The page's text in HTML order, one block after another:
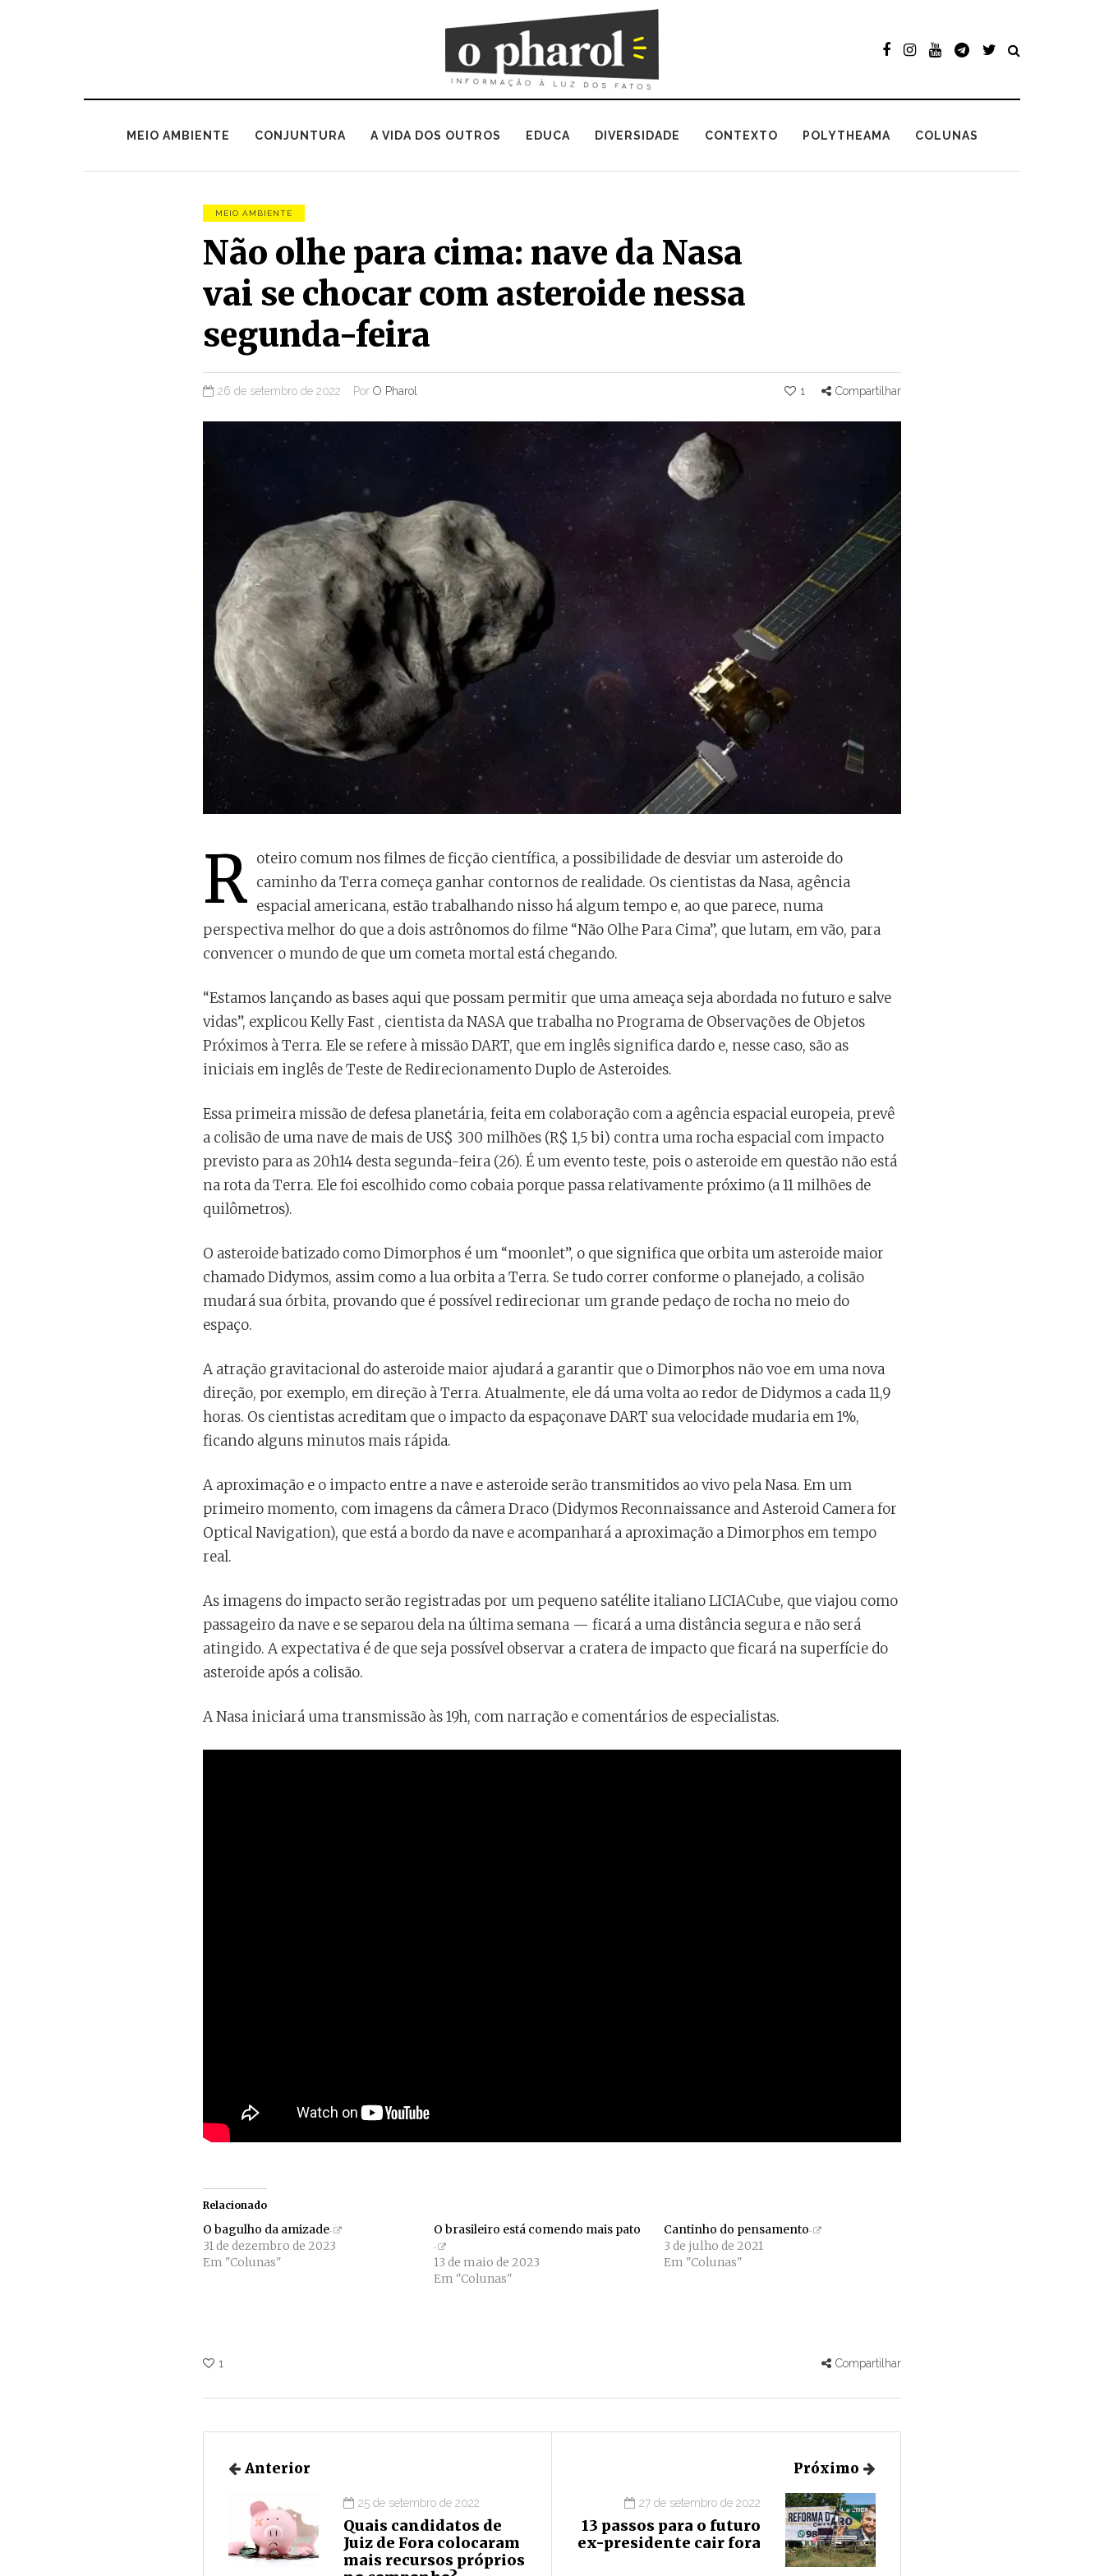
MEIO AMBIENTE CONJUNTURA A VIDA DOS OUTROS EDUCA DIVERSIDADE CONTEXTO POLYTHEAMA COLUNAS
MEIO AMBIENTE
Não olhe para cima: nave da Nasa
vai se chocar com asteroide nessa
segunda-feira
26 de setembro de 2022 Por O Pharol 1 Compartilhar
R oteiro comum nos filmes de ficção científica, a possibilidade de desviar um asteroide do
caminho da Terra começa ganhar contornos de realidade. Os cientistas da Nasa, agência
espacial americana, estão trabalhando nisso há algum tempo e, ao que parece, numa
perspectiva melhor do que a dois astrônomos do filme “Não Olhe Para Cima”, que lutam, em vão, para
convencer o mundo de que um cometa mortal está chegando.
“Estamos lançando as bases aqui que possam permitir que uma ameaça seja abordada no futuro e salve
vidas”, explicou Kelly Fast , cientista da NASA que trabalha no Programa de Observações de Objetos
Próximos à Terra. Ele se refere à missão DART, que em inglês significa dardo e, nesse caso, são as
iniciais em inglês de Teste de Redirecionamento Duplo de Asteroides.
Essa primeira missão de defesa planetária, feita em colaboração com a agência espacial europeia, prevê
a colisão de uma nave de mais de US$ 300 milhões (R$ 1,5 bi) contra uma rocha espacial com impacto
previsto para as 20h14 desta segunda-feira (26). É um evento teste, pois o asteroide em questão não está
na rota da Terra. Ele foi escolhido como cobaia porque passa relativamente próximo (a 11 milhões de
quilômetros).
O asteroide batizado como Dimorphos é um “moonlet”, o que significa que orbita um asteroide maior
chamado Didymos, assim como a lua orbita a Terra. Se tudo correr conforme o planejado, a colisão
mudará sua órbita, provando que é possível redirecionar um grande pedaço de rocha no meio do
espaço.
A atração gravitacional do asteroide maior ajudará a garantir que o Dimorphos não voe em uma nova
direção, por exemplo, em direção à Terra. Atualmente, ele dá uma volta ao redor de Didymos a cada 11,9
horas. Os cientistas acreditam que o impacto da espaçonave DART sua velocidade mudaria em 1%,
ficando alguns minutos mais rápida.
A aproximação e o impacto entre a nave e asteroide serão transmitidos ao vivo pela Nasa. Em um
primeiro momento, com imagens da câmera Draco (Didymos Reconnaissance and Asteroid Camera for
Optical Navigation), que está a bordo da nave e acompanhará a aproximação a Dimorphos em tempo
real.
As imagens do impacto serão registradas por um pequeno satélite italiano LICIACube, que viajou como
passageiro da nave e se separou dela na última semana — ficará a uma distância segura e não será
atingido. A expectativa é de que seja possível observar a cratera de impacto que ficará na superfície do
asteroide após a colisão.
A Nasa iniciará uma transmissão às 19h, com narração e comentários de especialistas.
Relacionado
O bagulho da amizade
31 de dezembro de 2023
Em "Colunas"
O brasileiro está comendo mais pato
13 de maio de 2023
Em "Colunas"
Cantinho do pensamento
3 de julho de 2021
Em "Colunas"
1 Compartilhar
Anterior
25 de setembro de 2022
Quais candidatos de
Juiz de Fora colocaram
mais recursos próprios
Próximo
27 de setembro de 2022
13 passos para o futuro
ex-presidente cair fora